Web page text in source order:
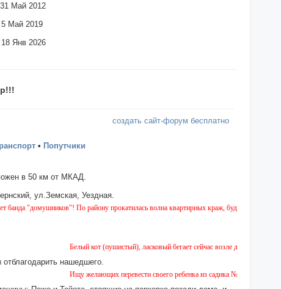
Май 2012
Май 2019
Янв 2026
создать сайт-форум бесплатно
• Попутчики
в 50 км от МКАД.
ул.Земская, Уездная.
По району прокатилась волна квартирных краж, будьте бдительны!
Белый кот (пушистый), ласковый бегает сейчас возле дома № 2 на
нашедшего.
Ищу желающих перевести своего ребенка из садика №11 в садик № 26.